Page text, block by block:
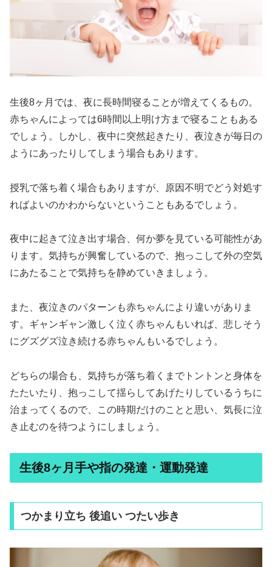
生後8ヶ月では、夜に長時間寝ることが増えてくるもの。
赤ちゃんによっては6時間以上明け方まで寝ることもある
でしょう。しかし、夜中に突然起きたり、夜泣きが毎日の
ようにあったりしてしまう場合もあります。
授乳で落ち着く場合もありますが、原因不明でどう対処す
ればよいのかわからないということもあるでしょう。
夜中に起きて泣き出す場合、何か夢を見ている可能性があ
ります。気持ちが興奮しているので、抱っこして外の空気
にあたることで気持ちを静めていきましょう。
また、夜泣きのパターンも赤ちゃんにより違いがありま
す。ギャンギャン激しく泣く赤ちゃんもいれば、悲しそう
にグズグズ泣き続ける赤ちゃんもいるでしょう。
どちらの場合も、気持ちが落ち着くまでトントンと身体を
たたいたり、抱っこして揺らしてあげたりしているうちに
治まってくるので、この時期だけのことと思い、気長に泣
き止むのを待つようにしましょう。
生後8ヶ月手や指の発達・運動発達
つかまり立ち 後追い つたい歩き